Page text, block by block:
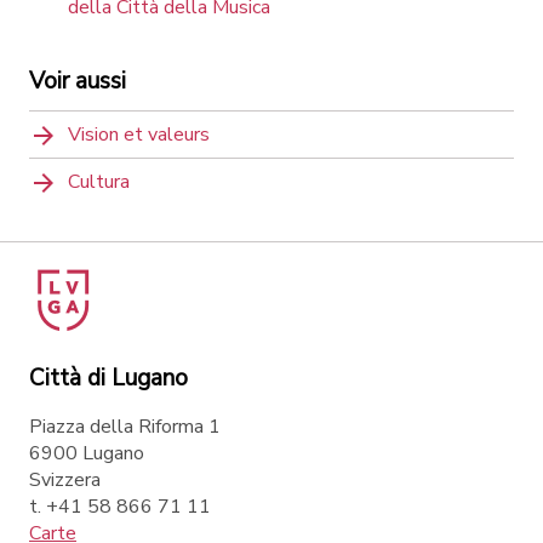
della Città della Musica
Voir aussi
Vision et valeurs
Cultura
Città di Lugano
Piazza della Riforma 1
6900 Lugano
Svizzera
t. +41 58 866 71 11
Carte